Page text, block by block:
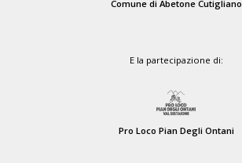
Comune di Abetone Cutigliano
E la partecipazione di:
Pro Loco Pian Degli Ontani